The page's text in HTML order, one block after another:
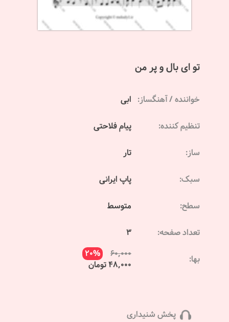
تو ای بال و پر من
خواننده / آهنگساز: ابی
تنظیم کننده: پیام فلاحتی
ساز: تار
سبک: پاپ ایرانی
سطح: متوسط
تعداد صفحه: 3
بها: 60,000
20%
48,000 تومان
پخش شنیداری